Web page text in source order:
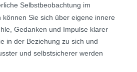
Selbstbeobachtung im
können Sie sich über eigene innere
Gedanken und Impulse klarer
in der Beziehung zu sich und
und selbstsicherer werden